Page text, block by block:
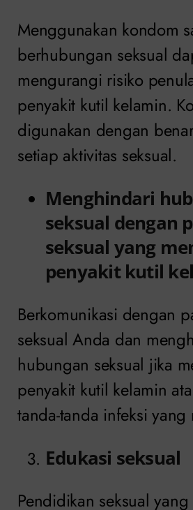
Menggunakan kondom
berhubungan seksual
mengurangi risiko
penyakit kutil kelamin.
digunakan dengan
setiap aktivitas seksual.
Menghindari
seksual dengan
seksual yang
penyakit kutil
Berkomunikasi dengan
seksual Anda dan
hubungan seksual jika
penyakit kutil kelamin
tanda-tanda infeksi
Edukasi seksual
Pendidikan seksual